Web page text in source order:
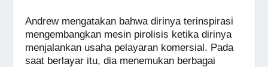
Andrew mengatakan bahwa dirinya terinspirasi
mengembangkan mesin pirolisis ketika dirinya
menjalankan usaha pelayaran komersial. Pada
saat berlayar itu, dia menemukan berbagai